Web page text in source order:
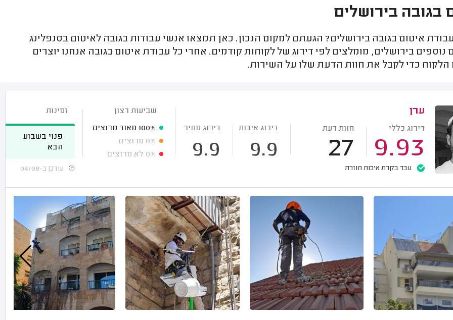
בגובה בירושלים
איטום בגובה בירושלים? הגעתם למקום הנכון. כאן תמצאו אנשי עבודות בגובה לאיטום בסנפלינג
נוספים בירושלים, מומלצים לפי דירוג של לקוחות קודמים. אחרי כל עבודת איטום בגובה אנחנו יוצרים
כדי לקבל את חוות הדעת שלו על השירות.
ערן
דירוג כללי
9.93
חוות דעת
27
דירוג איכות
9.9
דירוג מחיר
9.9
עבר בקרת איכות חוזרת
שביעות רצון
100% מאוד מרוצים
0% מרוצים
0% לא מרוצים
זמינות
פנוי בשבוע
הבא
עודכן ב-04/08